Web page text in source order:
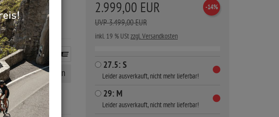
2.999,00 EUR -14%
UVP 3.499,00 EUR
inkl. 19 % UStzzgl. Versandkosten
27.5: S
Leider ausverkauft, nicht mehr lieferbar!
29: M
Leider ausverkauft, nicht mehr lieferbar!
800
berechnen